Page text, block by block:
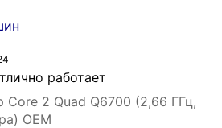
работает
2 Quad Q6700 (2,66 ГГц,
OEM